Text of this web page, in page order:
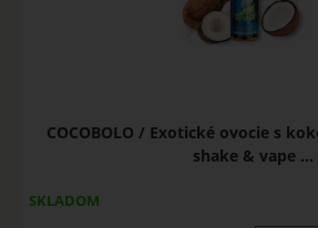
COCOBOLO / Exotické ovocie s
shake & vape ...
SKLADOM